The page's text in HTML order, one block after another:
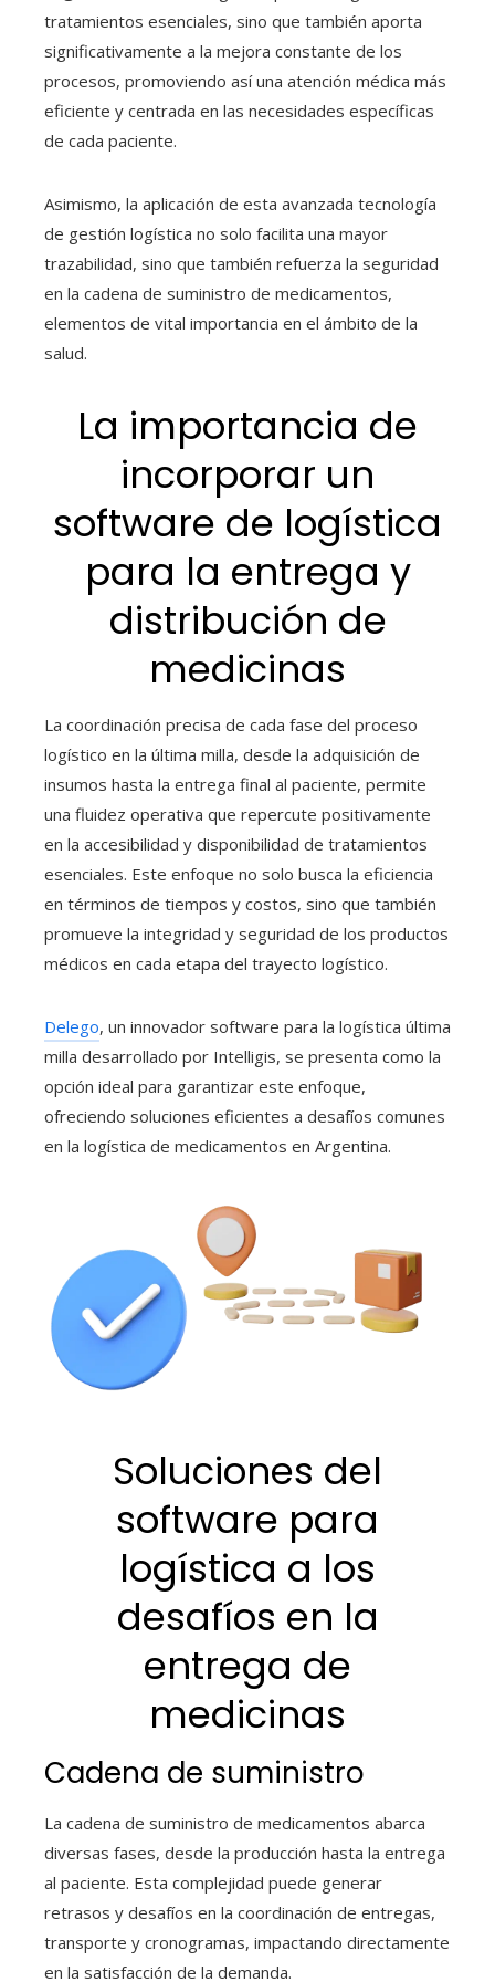
tratamientos esenciales, sino que también aporta
significativamente a la mejora constante de los
procesos, promoviendo así una atención médica más
eficiente y centrada en las necesidades específicas
de cada paciente.
Asimismo, la aplicación de esta avanzada tecnología
de gestión logística no solo facilita una mayor
trazabilidad, sino que también refuerza la seguridad
en la cadena de suministro de medicamentos,
elementos de vital importancia en el ámbito de la
salud.
La importancia de
incorporar un
software de logística
para la entrega y
distribución de
medicinas
La coordinación precisa de cada fase del proceso
logístico en la última milla, desde la adquisición de
insumos hasta la entrega final al paciente, permite
una fluidez operativa que repercute positivamente
en la accesibilidad y disponibilidad de tratamientos
esenciales. Este enfoque no solo busca la eficiencia
en términos de tiempos y costos, sino que también
promueve la integridad y seguridad de los productos
médicos en cada etapa del trayecto logístico.
Delego, un innovador software para la logística última
milla desarrollado por Intelligis, se presenta como la
opción ideal para garantizar este enfoque,
ofreciendo soluciones eficientes a desafíos comunes
en la logística de medicamentos en Argentina.
Soluciones del
software para
logística a los
desafíos en la
entrega de
medicinas
Cadena de suministro
La cadena de suministro de medicamentos abarca
diversas fases, desde la producción hasta la entrega
al paciente. Esta complejidad puede generar
retrasos y desafíos en la coordinación de entregas,
transporte y cronogramas, impactando directamente
en la satisfacción de la demanda.